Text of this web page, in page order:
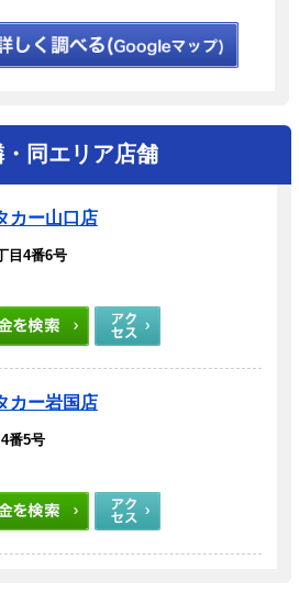
同エリア店舗
カー山口店
目4番6号
カー岩国店
番5号